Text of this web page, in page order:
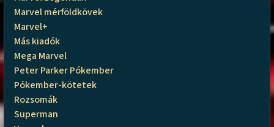
Marvel mérföldkövek
Marvel+
Más kiadók
Mega Marvel
Peter Parker Pókember
Pókember-kötetek
Rozsomák
Superman